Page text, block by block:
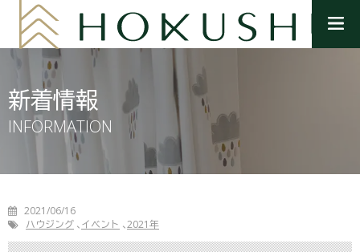
ニ
新着情報
INFORMATION
2021/06/16
ハウジング イベント 2021年